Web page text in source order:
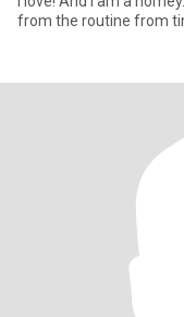
from the routine from